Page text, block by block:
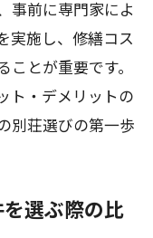
事前に専門家によ
実施し、修繕コス
ことが重要です。
ト・デメリットの
別荘選びの第一歩
選ぶ際の比